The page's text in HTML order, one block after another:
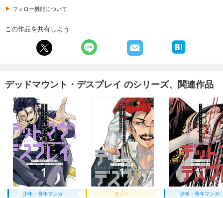
フォロー機能について
この作品を共有しよう
デッドマウント・デスプレイ のシリーズ、関連作品
少年・青年マンガ ラノベ 少年・青年マンガ